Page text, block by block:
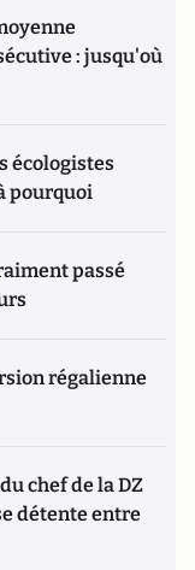
: jusqu'où
écologistes
pourquoi
passé
régalienne
chef de la DZ
détente entre